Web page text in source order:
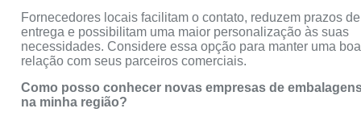
Fornecedores locais facilitam o contato, reduzem prazos de
entrega e possibilitam uma maior personalização às suas
necessidades. Considere essa opção para manter uma boa
relação com seus parceiros comerciais.
Como posso conhecer novas empresas de
na minha região?